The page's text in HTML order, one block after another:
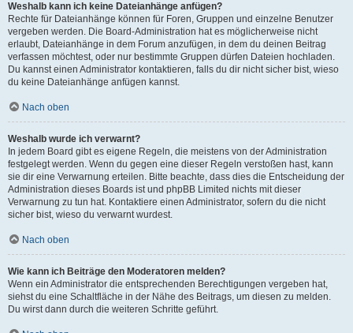
Weshalb kann ich keine Dateianhänge anfügen?
Rechte für Dateianhänge können für Foren, Gruppen und einzelne Benutzer
vergeben werden. Die Board-Administration hat es möglicherweise nicht
erlaubt, Dateianhänge in dem Forum anzufügen, in dem du deinen Beitrag
verfassen möchtest, oder nur bestimmte Gruppen dürfen Dateien hochladen.
Du kannst einen Administrator kontaktieren, falls du dir nicht sicher bist, wieso
du keine Dateianhänge anfügen kannst.
Nach oben
Weshalb wurde ich verwarnt?
In jedem Board gibt es eigene Regeln, die meistens von der Administration
festgelegt werden. Wenn du gegen eine dieser Regeln verstoßen hast, kann
sie dir eine Verwarnung erteilen. Bitte beachte, dass dies die Entscheidung der
Administration dieses Boards ist und phpBB Limited nichts mit dieser
Verwarnung zu tun hat. Kontaktiere einen Administrator, sofern du die nicht
sicher bist, wieso du verwarnt wurdest.
Nach oben
Wie kann ich Beiträge den Moderatoren melden?
Wenn ein Administrator die entsprechenden Berechtigungen vergeben hat,
siehst du eine Schaltfläche in der Nähe des Beitrags, um diesen zu melden.
Du wirst dann durch die weiteren Schritte geführt.